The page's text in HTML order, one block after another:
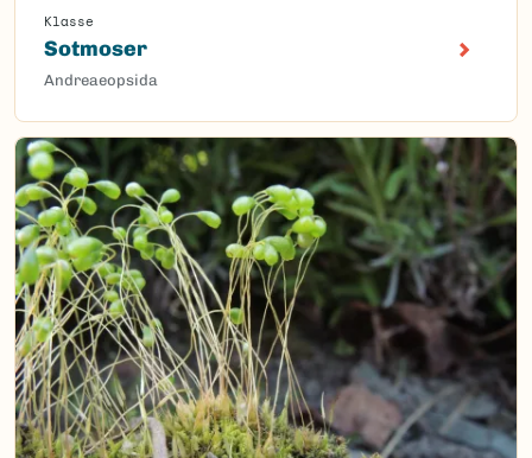
Klasse
Sotmoser
Andreaeopsida